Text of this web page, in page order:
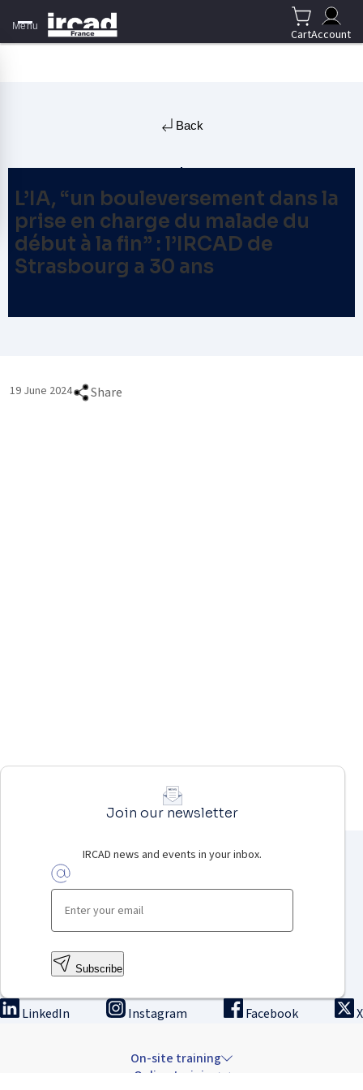
Menu
CartAccount
Back
L’IA, “un bouleversement dans la
prise en charge du malade du
début à la fin” : l’IRCAD de
Strasbourg a 30 ans
19 June 2024 Share
Join our newsletter
IRCAD news and events in your inbox.
Subscribe
LinkedIn Instagram Facebook X
On-site training
Online training